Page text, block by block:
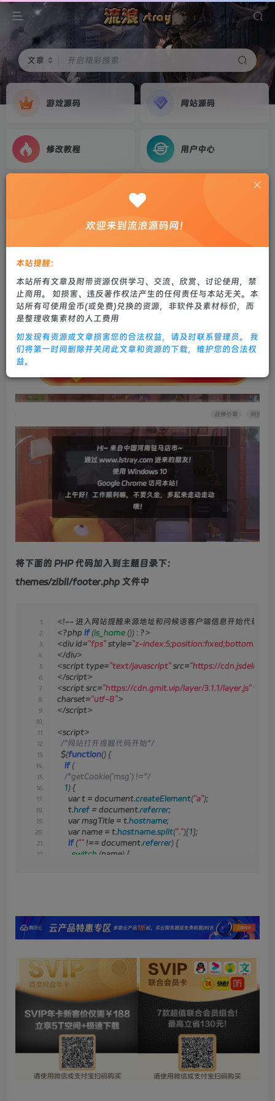
文章 开启精彩搜索
游戏源码 网站源码
修改教程 用户中心
将下面的 PHP 代码加入到主题目录下：
themes/zibll/footer.php 文件中
<!-- 进入网站提醒来源地址和问候语客户端信息开始代码版
<?php if (is_home ()) : ?>
<div id="fps" style="z-
</div>
<script type="text/javascript" src="https://
</script>
<script src="https://cdn.gmit.vip/layer/3.1.1/layer.js"
charset="utf-8">
</script>
<script>
/*网站打开提醒代码开始*/
  $
(function() {
if (
/*getCookie('msg') !=*/
1) {
      var t = document.
createElement("a");
      t.
href = document.referrer;
      var msgTitle = t.
hostname;
      var name = t.
hostname.split(".")[1];
if ("" !== document.referrer) {
switch (name) {
        case
'so':
          msgTitle =
'360 搜索';
        case
'google'
          msgTitle =
'谷歌搜索';
          break;
        case
'sm':
          msgTitle =
'神马搜索'
          break;
        case
'sogou':
          msgTitle =
          break;
        default:
          msgTitle = t.
hostname;
欢迎来到流浪源码网！
本站提醒：
本站所有文章及附带资源仅供学习、交流、欣赏、讨论使用，禁
止商用。 如损害、违反著作权法产生的任何责任与本站无关。本
站所有可使用金币(或免费)兑换的资源，非软件及素材标价，而
是整理收集素材的人工费用
如发现有资源或文章损害您的合法权益，请及时联系管理员。 我
们将第一时间删除并关闭此文章和资源的下载，维护您的合法权
益。